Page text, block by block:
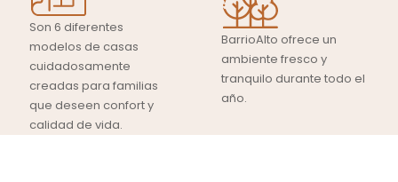
Son 6 diferentes
modelos de casas
cuidadosamente
creadas para familias
que deseen confort y
calidad de vida.
BarrioAlto ofrece un
ambiente fresco y
tranquilo durante todo el
año.